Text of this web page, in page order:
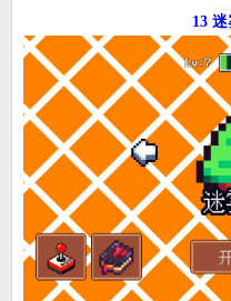
13